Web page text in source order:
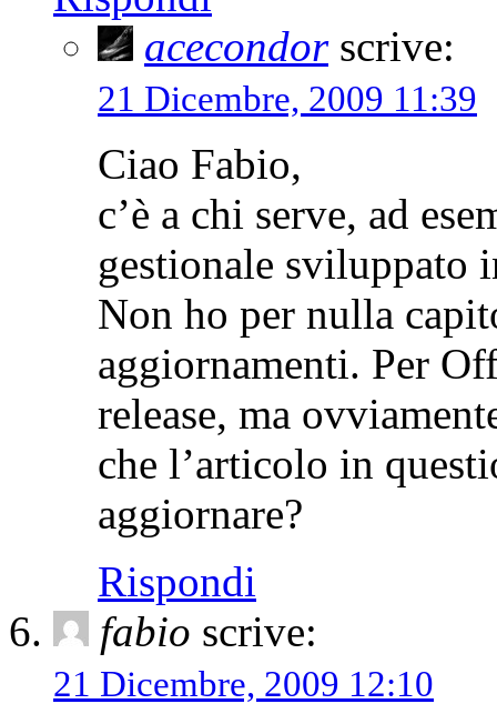
acecondorscrive:
21 Dicembre, 2009 11:39
Ciao Fabio,
c’è a chi serve, ad
gestionale sviluppato
Non ho per nulla
aggiornamenti. Per
release, ma
che l’articolo in
aggiornare?
Rispondi
fabio scrive:
21 Dicembre, 2009 12:10